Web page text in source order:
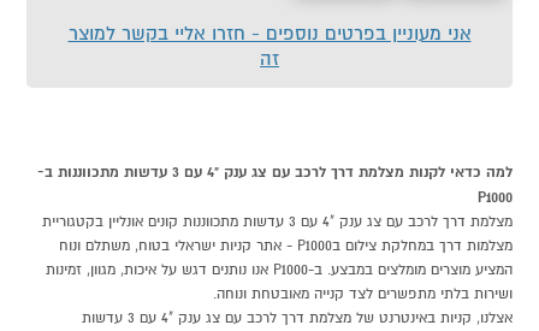
אני מעוניין בפרטים נוספים - חזרו אליי בקשר למוצר
זה
למה כדאי לקנות מצלמת דרך לרכב עם צג ענק "4 עם 3 עדשות מתכווננות ב-
P1000
מצלמת דרך לרכב עם צג ענק "4 עם 3 עדשות מתכווננות קונים אונליין בקטגוריית
מצלמות דרך במחלקת צילום בP1000 - אתר קניות ישראלי בטוח, משתלם ונוח
המציע מוצרים מומלצים במבצע. ב-P1000 אנו נותנים דגש על איכות, מגוון, זמינות
ושירות בלתי מתפשרים לצד קנייה מאובטחת ונוחה.
אצלנו, קניות באינטרנט של מצלמת דרך לרכב עם צג ענק "4 עם 3 עדשות